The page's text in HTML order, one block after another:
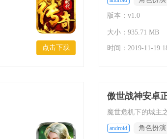
点击下载
版本：v1.0
大小：935.71 MB
时间：2019-11-19
傲世战神安卓
魔世危机下的城主
android 角色扮演